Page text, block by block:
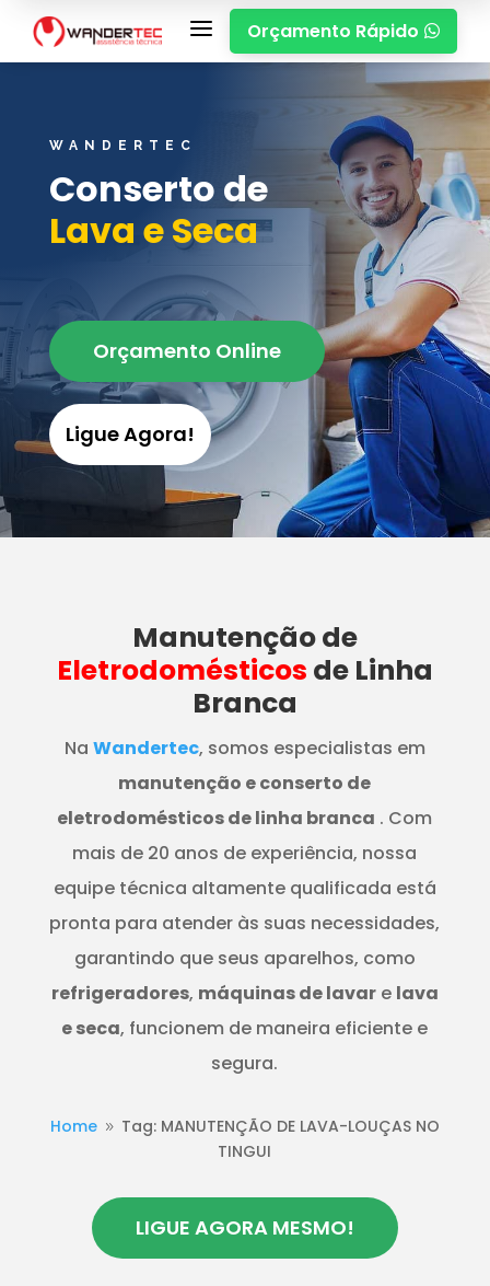
a Orçamento Rápido 
WANDERTEC
Conserto de
Lava e Seca
Orçamento Online
Ligue Agora!
Manutençãode
Eletrodomésticos de Linha
Branca
Na Wandertec, somos especialistas em
manutenção e conserto de
eletrodomésticos de linha branca . Com
mais de 20 anos de experiência, nossa
equipe técnica altamente qualificada está
pronta para atender às suas necessidades,
garantindo que seus aparelhos, como
refrigeradores, máquinas de lavare lava
e seca, funcionem de maneira eficiente e
segura.
Home 9 Tag: MANUTENÇÃO DE LAVA-LOUÇAS NO
TINGUI
LIGUE AGORA MESMO!